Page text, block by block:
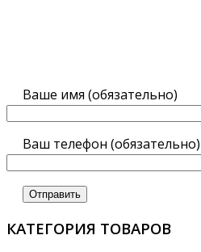
Ваше имя (обязательно)
Ваш телефон (обязательно)
КАТЕГОРИЯ ТОВАРОВ